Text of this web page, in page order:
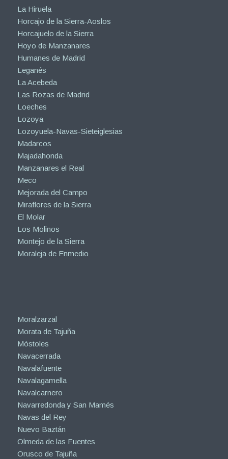
La Hiruela
Horcajo de la Sierra-Aoslos
Horcajuelo de la Sierra
Hoyo de Manzanares
Humanes de Madrid
Leganés
La Acebeda
Las Rozas de Madrid
Loeches
Lozoya
Lozoyuela-Navas-Sieteiglesias
Madarcos
Majadahonda
Manzanares el Real
Meco
Mejorada del Campo
Miraflores de la Sierra
El Molar
Los Molinos
Montejo de la Sierra
Moraleja de Enmedio
Moralzarzal
Morata de Tajuña
Móstoles
Navacerrada
Navalafuente
Navalagamella
Navalcarnero
Navarredonda y San Mamés
Navas del Rey
Nuevo Baztán
Olmeda de las Fuentes
Orusco de Tajuña